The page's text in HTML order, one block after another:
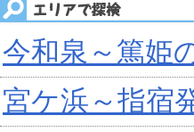
今和泉～篤姫
宮ケ浜～指宿